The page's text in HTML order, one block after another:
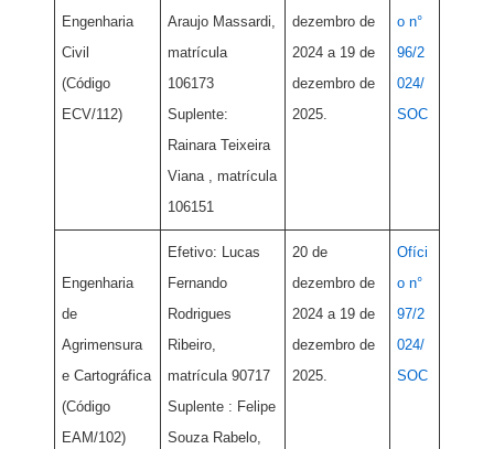
Engenharia
Civil
(Código
ECV/112)
Araujo Massardi,
matrícula
106173
Suplente:
Rainara Teixeira
Viana , matrícula
106151
dezembro de
2024 a 19 de
dezembro de
2025.
o n°
96/2
024/
SOC
Engenharia
de
Agrimensura
e Cartográfica
(Código
EAM/102)
Efetivo: Lucas
Fernando
Rodrigues
Ribeiro,
matrícula 90717
Suplente : Felipe
Souza Rabelo,
20 de
dezembro de
2024 a 19 de
dezembro de
2025.
Ofíci
o n°
97/2
024/
SOC